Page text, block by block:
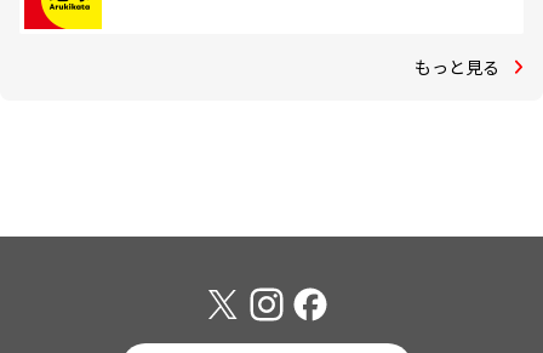
もっと見る